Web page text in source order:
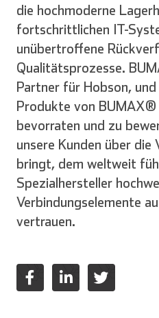
die hochmoderne
fortschrittlichen IT-
unübertroffene
Qualitätsprozesse.
Partner für Hobson,
Produkte von
bevorraten und zu
unsere Kunden über die
bringt, dem weltweit
Spezialhersteller
Verbindungselemente
vertrauen.